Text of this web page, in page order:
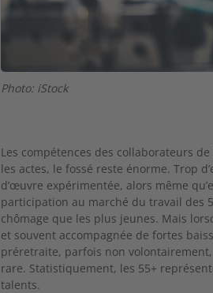
Photo: iStock
Les compétences des collaborateurs
les actes, le fossé reste énorme. Trop
d’œuvre expérimentée, alors même
participation au marché du travail des
chômage que les plus jeunes. Mais
et souvent accompagnée de fortes
préretraite, parfois non
rare. Statistiquement, les 55+
talents.